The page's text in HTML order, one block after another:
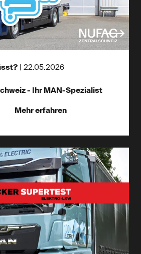
22.05.2026
- Ihr MAN-Spezialist
Mehr erfahren